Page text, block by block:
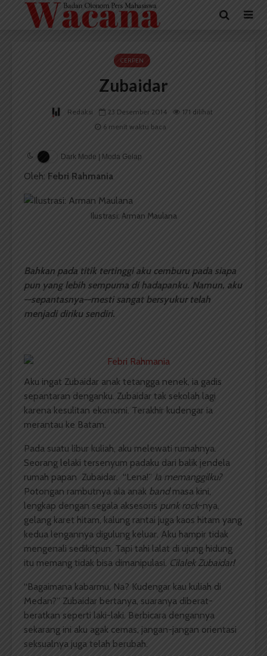
CERPEN
Zubaidar
Redaksi 23 Desember 2014
171 dilihat
6 menit waktu baca
Dark Mode | Moda Gelap
Oleh: Febri Rahmania
Ilustrasi: Arman Maulana
Bahkan pada titik tertinggi aku cemburu pada siapa
pun yang lebih sempurna di hadapanku. Namun, aku
—sepantasnya—mesti sangat bersyukur telah
menjadi diriku sendiri.
Aku ingat Zubaidar anak tetangga nenek, ia gadis
sepantaran denganku. Zubaidar tak sekolah lagi
karena kesulitan ekonomi. Terakhir kudengar ia
merantau ke Batam.
Pada suatu libur kuliah, aku melewati rumahnya.
Seorang lelaki tersenyum padaku dari balik jendela
rumah papan Zubaidar. “Lena!” Ia memanggilku?
Potongan rambutnya ala anak bandmasa kini,
lengkap dengan segala aksesoris punk rock-nya,
gelang karet hitam, kalung rantai juga kaos hitam yang
kedua lengannya digulung keluar. Aku hampir tidak
mengenali sedikitpun. Tapi tahi lalat di ujung hidung
itu memang tidak bisa dimanipulasi. Cilalek Zubaidar!
“Bagaimana kabarmu, Na? Kudengar kau kuliah di
Medan?” Zubaidar bertanya, suaranya diberat-
beratkan seperti laki-laki. Berbicara dengannya
sekarang ini aku agak cemas, jangan-jangan orientasi
seksualnya juga telah berubah.